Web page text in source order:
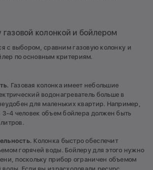
колонкой и бойлером
с выбором, сравним газовую колонку и
по основным критериям.
Газовая колонка имеет небольшие
водонагреватель больше в
для маленьких квартир. Например,
3-4 человек объем бойлера должен быть
Колонка быстро обеспечит
горячей воды. Бойлеру для этого нужно
поскольку прибор ограничен объемом